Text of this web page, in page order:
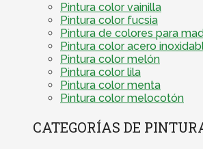
Pintura color vainilla
Pintura color fucsia
Pintura de colores para
Pintura color acero
Pintura color melón
Pintura color lila
Pintura color menta
Pintura color melocotón
CATEGORÍAS DE